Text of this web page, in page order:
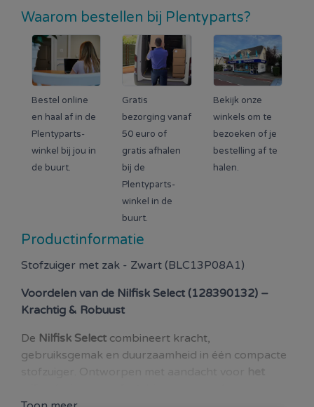
Waarom bestellen bij Plentyparts?
Bestel online
en haal af in de
Plentyparts-
winkel bij jou in
de buurt.
Gratis
bezorging vanaf
50 euro of
gratis afhalen
bij de
Plentyparts-
winkel in de
buurt.
Bekijk onze
winkels om te
bezoeken of je
bestelling af te
halen.
Productinformatie
Stofzuiger met zak - Zwart (BLC13P08A1)
Voordelen van de Nilfisk Select (128390132) –
Krachtig & Robuust
De Nilfisk Select combineert kracht,
gebruiksgemak en duurzaamheid in één compacte